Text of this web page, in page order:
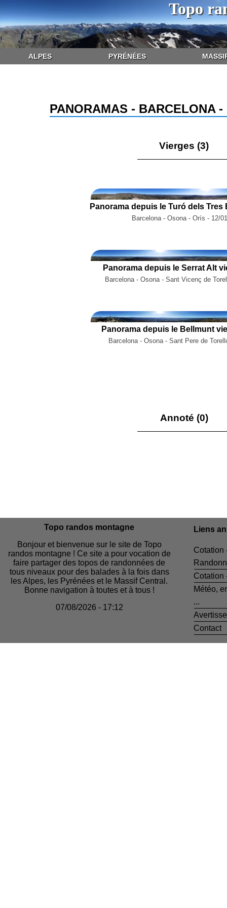
Topo
ALPES PYRÉNÉES
PANORAMAS - BARCELONA -
Vierges (3)
Barcelona - Osona - Orís - 12/
Panorama depuis le Serrat Alt
Barcelona - Osona - Sant Vicenç de
Panorama depuis le Bellmunt
Barcelona - Osona - Sant Pere de
Annoté (0)
Topo randos montagne
Bonjour et bienvenue sur le site de Topo
randos montagne ! Ce site a pour vocation de
faire partager des topos de randonnées de
tous niveaux pour des balades à la fois dans
les Alpes, les Pyrénées et le Massif Central.
Bonne navigation à toutes et à tous !
07/08/2026 - 17:12
Liens
Cotation
Cotation
Météo,
...
Contact